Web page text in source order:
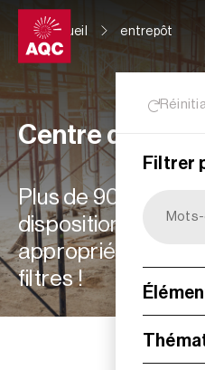
Panneau de gestion des cookies
Accueil entrepôt
Filtrer
Centre de
Plus de 900
disposition :
appropriées à vos
filtres !